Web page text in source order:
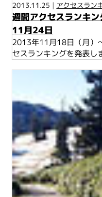
2013.11.25 | アクセスラン
週間アクセスランキ
11月24日
2013年11月18日（月）
セスランキングを発表し